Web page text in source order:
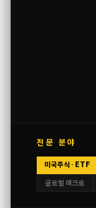
전문 분야
미국주식 · ETF
글로벌 매크로